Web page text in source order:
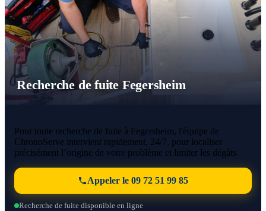
Recherche de fuite Fegersheim
Pour toute recherche de fuite à Fegersheim, l'équipe de
ChronoServe intervient rapidement, 24/7, pour localiser
précisément l’origine de votre problème et limiter les dégâts.
Appeler le 09 72 51 99 85
Recherche de fuite disponible en ligne